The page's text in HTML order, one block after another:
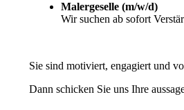
Malergeselle (m/w/d)
Wir suchen ab sofort
Sie sind motiviert, engagiert und
Dann schicken Sie uns Ihre